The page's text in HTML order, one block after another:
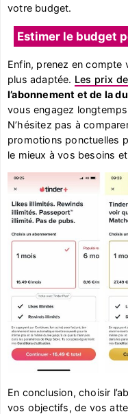
votre budget.
Estimer le budget
Enfin, prenez en compte
plus adaptée. Les prix
l’abonnement et de la
vous engagez
N’hésitez pas à
promotions ponctuelles
le mieux à vos besoins
En conclusion, choisir
vos objectifs, de vos